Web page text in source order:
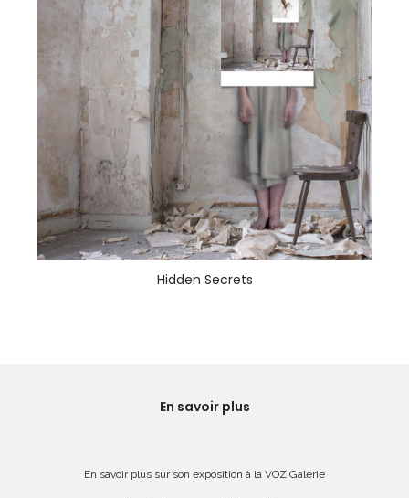
Hidden Secrets
En savoir plus
En savoir plus sur son exposition à la VOZ'Galerie